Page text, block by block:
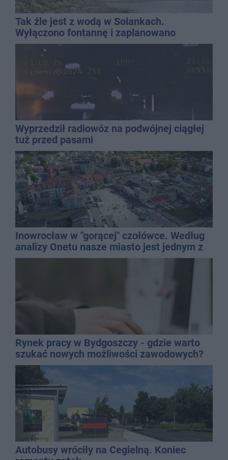
Tak źle jest z wodą w Solankach.
Wyłączono fontannę i zaplanowano
dolewkę
Wyprzedził radiowóz na podwójnej ciągłej
tuż przed pasami
Inowrocław w "gorącej" czołówce. Według
analizy Onetu nasze miasto jest jednym z
najbardziej narażonych na upały
Rynek pracy w Bydgoszczy - gdzie warto
szukać nowych możliwości zawodowych?
Autobusy wróciły na Cegielną. Koniec